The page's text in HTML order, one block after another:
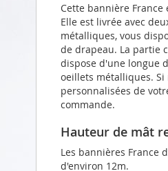
Cette bannière
Elle est livrée avec
métalliques, vous
de drapeau. La partie
dispose d'une longue
oeillets métalliques. Si
personnalisées de
commande.
Hauteur de mât
Les bannières France
d'environ 12m.